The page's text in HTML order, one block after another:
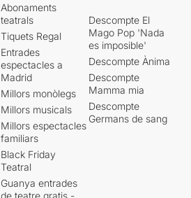
Abonaments
teatrals
Tiquets Regal
Entrades
espectacles a
Madrid
Millors monòlegs
Millors musicals
Millors espectacles
familiars
Black Friday
Teatral
Guanya entrades
de teatre gratis -
Descompte El
Mago Pop 'Nada
es imposible'
Descompte Ànima
Descompte
Mamma mia
Descompte
Germans de sang